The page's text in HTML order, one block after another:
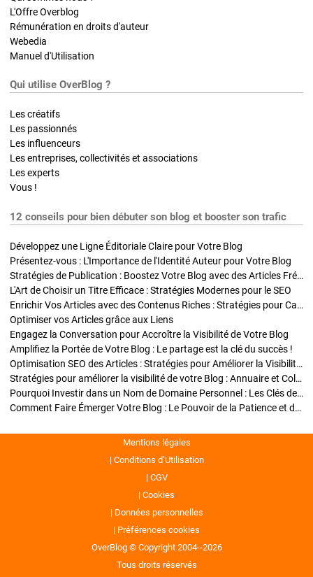
L'Offre Overblog
Rémunération en droits d'auteur
Webedia
Manuel d'Utilisation
Qui utilise OverBlog ?
Les créatifs
Les passionnés
Les influenceurs
Les entreprises, collectivités et associations
Les experts
Vous !
12 conseils pour bien débuter son blog et booster son trafic
Développez une Ligne Éditoriale Claire pour Votre Blog
Présentez-vous : L'Importance de l'Identité Auteur pour Votre Blog
Stratégies de Publication : Boostez Votre Blog avec des Articles Fréquents et Exclusifs
L'Art de Choisir un Titre Efficace : Stratégies Modernes pour le SEO
Enrichir Vos Articles avec des Contenus Riches : Stratégies pour Captiver et Optimiser
Optimiser vos Articles grâce aux Liens
Engagez la Conversation pour Accroître la Visibilité de Votre Blog
Amplifiez la Portée de Votre Blog : Le partage est la clé du succès !
Optimisation SEO des Articles : Stratégies pour Améliorer la Visibilité de Votre Blog
Stratégies pour améliorer la visibilité de votre Blog : Annuaire et Collaborations
Pourquoi Investir dans un Nom de Domaine Personnel : Les Clés de la Réussite de Votre Blog
Comment Faire Émerger Votre Blog : Le Pouvoir de la Patience et de la Persévérance
Mentions légales
Conditions d’Utilisation
CGV
Cookies
Données personnelles
Préférences cookies
OverBlog © Copyright 2004--2026
Tous droits réservés